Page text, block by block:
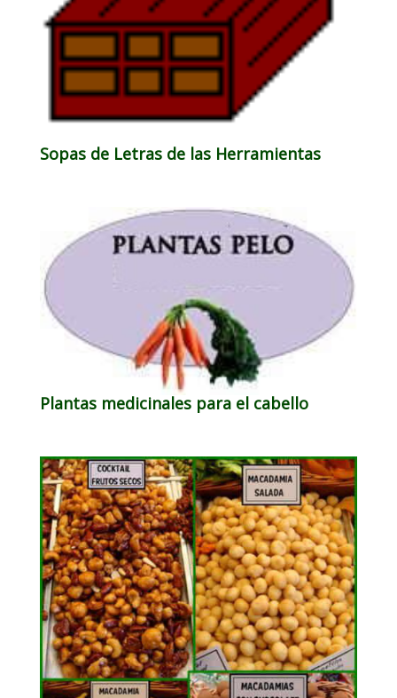
Sopas de Letras de las Herramientas
Plantas medicinales para el cabello